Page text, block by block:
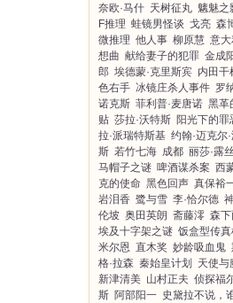
奈欧·马什 天树征丸 魑魅之
F推理 蛙镜男怪谈 戈亮 森
微推理 他人事 柳原慧 意大
想曲 献给妻子的犯罪 金成
郎 埃德蒙·克里斯宾 内田干
色右手 冰镜庄杀人事件 罗
诺克斯 菲利普·麦唐诺 黑革
贴 莎拉·沃特斯 阳光下的罪
拉·派瑞特斯基 约翰·迈克尔
斯 若竹七海 成都 丽莎·露丝
马帽子之谜 啤酒谋杀案 西
克的使命 黑色回声 真保裕
岩泪香 鹭与雪 李·恰尔德
伦坡 奥田英朗 斋藤澪 森
埃及十字架之谜 饭盒型传
米尔恩 直木奖 妙龄吸血鬼
格·拉森 秦始皇计划
天使与
新津清美 山村正夫 侦探福
斯 阿部阳一 史黛拉不说，